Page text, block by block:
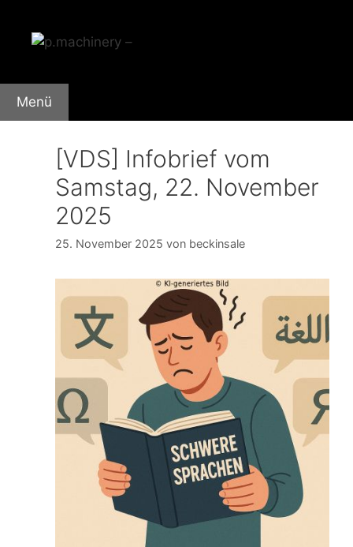
Inhalt
springen
Menü
[VDS] Infobrief vom
Samstag, 22. November
2025
25. November 2025 von beckinsale